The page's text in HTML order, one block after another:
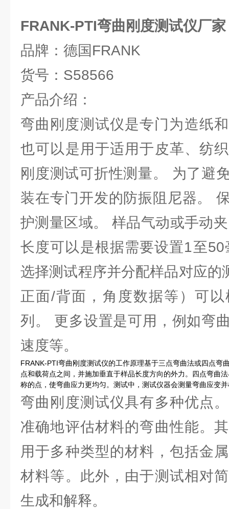
FRANK-PTI弯曲刚度测试仪厂家
品牌：德国FRANK
货号：S58566
产品介绍：
弯曲刚度测试仪是专门为造纸
也可以是用于适用于皮革、纺
刚度测试可折性测量。 为了避
装在专门开发的防振阻尼器。
护测量区域。 样品气动或手动
长度可以是根据需要设置1至
选择测试程序并分配样品对应的
正面/背面，角度数据等）可
列。 更多设置是可用，例如弯
速度等。
FRANK-PTI弯曲刚度测试仪的工作原理基于三点弯曲法或四点弯
点和载荷点之间，并施加垂直于样品长度方向的外力。四点弯曲
称的点，使弯曲应力更均匀。测试中，测试仪器会测量弯曲应变
弯曲刚度测试仪具有多种优点
准确地评估材料的弯曲性能。
用于多种类型的材料，包括金
材料等。此外，由于测试相对
生成和解释。